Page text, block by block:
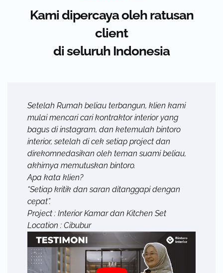
Kami dipercaya oleh ratusan
client
di seluruh Indonesia
Setelah Rumah beliau terbangun, klien kami
mulai mencari cari kontraktor interior yang
bagus di instagram, dan ketemulah bintoro
interior, setelah di cek setiap project dan
direkomnedasikan oleh teman suami beliau,
akhirnya memutuskan bintoro.
Apa kata klien?
“Setiap kritik dan saran ditanggapi dengan
cepat”.
Project : Interior Kamar dan Kitchen Set
Location : Cibubur